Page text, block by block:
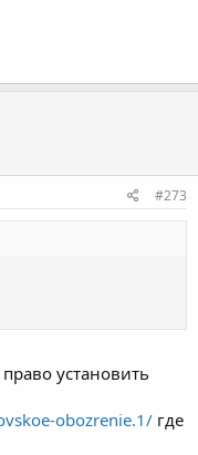
#273
установить
obozrenie.1/ где